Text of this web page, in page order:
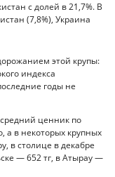
с долей в 21,7%. В
(7,8%), Украина
этой крупы:
индекса
годы не
ценник по
а в некоторых крупных
в столице в декабре
— 652 тг, в Атырау —